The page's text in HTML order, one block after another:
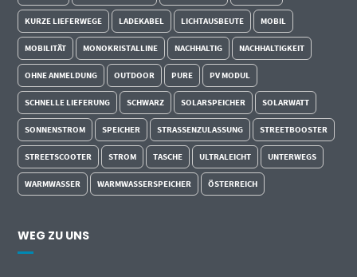
KURZE LIEFERWEGE LADEKABEL LICHTAUSBEUTE MOBIL
MOBILITÄT MONOKRISTALLINE NACHHALTIG NACHHALTIGKEIT
OHNE ANMELDUNG OUTDOOR PURE PV MODUL
SCHNELLE LIEFERUNG SCHWARZ SOLARSPEICHER SOLARWATT
SONNENSTROM SPEICHER STRASSENZULASSUNG STREETBOOSTER
STREETSCOOTER STROM TASCHE ULTRALEICHT UNTERWEGS
WARMWASSER WARMWASSERSPEICHER ÖSTERREICH
WEG ZU UNS